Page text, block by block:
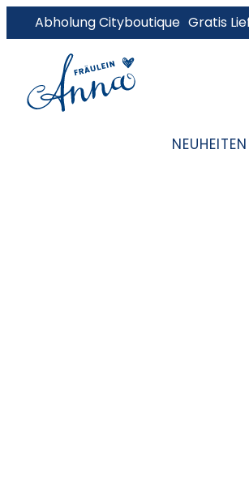
Abholung Cityboutique Gratis
NEUHEITEN